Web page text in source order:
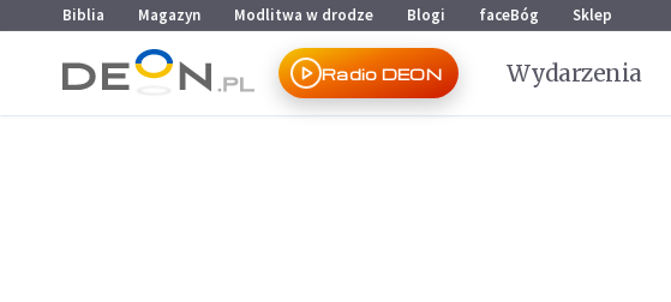
Przejdź do menu głównego
Przejdź do treści
Biblia Magazyn Modlitwa w drodze Blogi faceBóg Sklep
Radio DEON Wydarzenia